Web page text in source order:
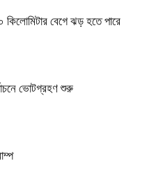
বেগে ঝড় হতে পারে
ভোটগ্রহণ শুরু